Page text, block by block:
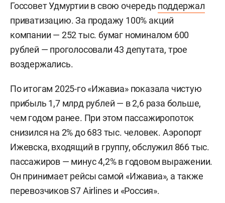
Госсовет Удмуртии в свою очередь поддержал
приватизацию. За продажу 100% акций
компании — 252 тыс. бумаг номиналом 600
рублей — проголосовали 43 депутата, трое
воздержались.
По итогам 2025-го «Ижавиа» показала чистую
прибыль 1,7 млрд рублей — в 2,6 раза больше,
чем годом ранее. При этом пассажиропоток
снизился на 2% до 683 тыс. человек. Аэропорт
Ижевска, входящий в группу, обслужил 866 тыс.
пассажиров — минус 4,2% в годовом выражении.
Он принимает рейсы самой «Ижавиа», а также
перевозчиков S7 Airlines и «Россия».